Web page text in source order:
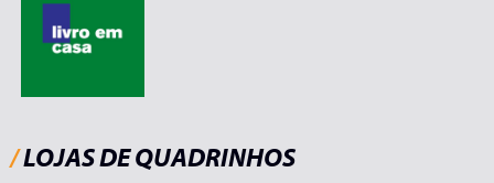
/LOJAS DE QUADRINHOS